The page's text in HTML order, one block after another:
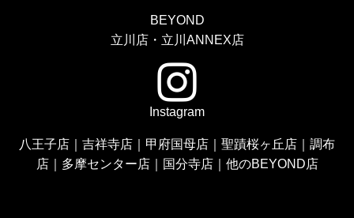
BEYOND
立川店・立川ANNEX店
Instagram
八王子店 ｜ 吉祥寺店 ｜ 甲府国母店 ｜ 聖蹟桜ヶ丘店 ｜ 調布
店｜ 多摩センター店｜ 国分寺店｜ 他のBEYOND店